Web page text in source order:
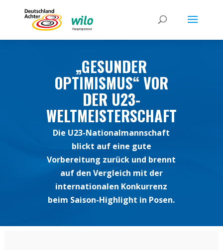
„GESUNDER
OPTIMISMUS“ VOR
DER U23-
WELTMEISTERSCHAFT
Die U23-Nationalmannschaft
blickt auf eine gute
Vorbereitung zurück und brennt
auf den Vergleich mit der
internationalen Konkurrenz
beim Saison-Highlight in Posen.